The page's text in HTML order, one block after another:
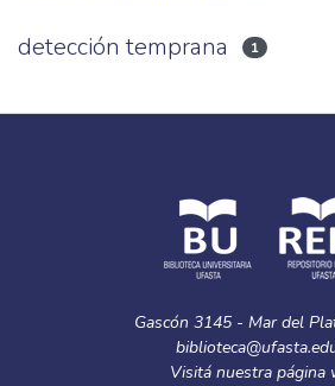
detección temprana 1
Gascón 3145 - Mar del
Visitá nuestra página